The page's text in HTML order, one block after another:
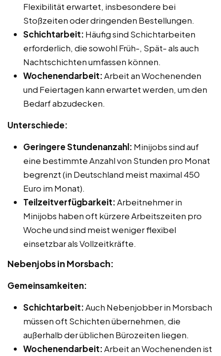
Flexibilität erwartet, insbesondere bei
Stoßzeiten oder dringenden Bestellungen.
Schichtarbeit: Häufig sind Schichtarbeiten
erforderlich, die sowohl Früh-, Spät- als auch
Nachtschichten umfassen können.
Wochenendarbeit:Arbeit an Wochenenden
und Feiertagen kann erwartet werden, um den
Bedarf abzudecken.
Unterschiede:
Geringere Stundenanzahl: Minijobs sind auf
eine bestimmte Anzahl von Stunden pro Monat
begrenzt (in Deutschland meist maximal 450
Euro im Monat).
Teilzeitverfügbarkeit:Arbeitnehmer in
Minijobs haben oft kürzere Arbeitszeiten pro
Woche und sind meist weniger flexibel
einsetzbar als Vollzeitkräfte.
Nebenjobs in Morsbach:
Gemeinsamkeiten:
Schichtarbeit:Auch Nebenjobber in Morsbach
müssen oft Schichten übernehmen, die
außerhalb der üblichen Bürozeiten liegen.
Wochenendarbeit:Arbeit an Wochenenden ist